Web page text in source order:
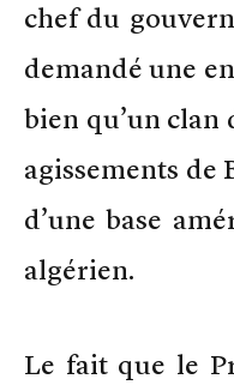
chef du
demandé une
bien qu’un clan
agissements de
d’une base
algérien.
Le fait que le